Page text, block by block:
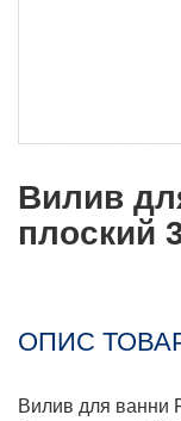
Вилив
плоский
ОПИС
Вилив для ванни